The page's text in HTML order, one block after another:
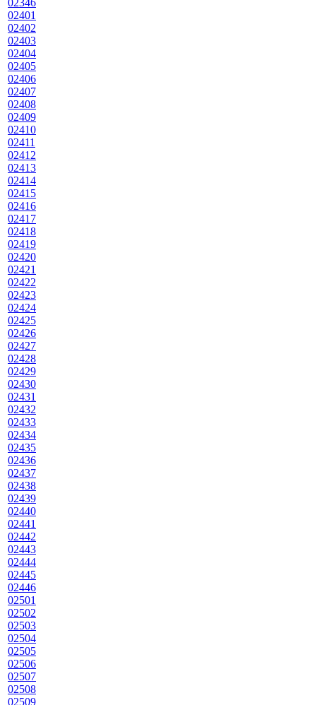
02346
02401
02402
02403
02404
02405
02406
02407
02408
02409
02410
02411
02412
02413
02414
02415
02416
02417
02418
02419
02420
02421
02422
02423
02424
02425
02426
02427
02428
02429
02430
02431
02432
02433
02434
02435
02436
02437
02438
02439
02440
02441
02442
02443
02444
02445
02446
02501
02502
02503
02504
02505
02506
02507
02508
02509